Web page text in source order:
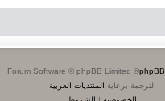
phpBB
® Forum Software © phpBB Limited
الترجمة برعاية المنتديات العربية